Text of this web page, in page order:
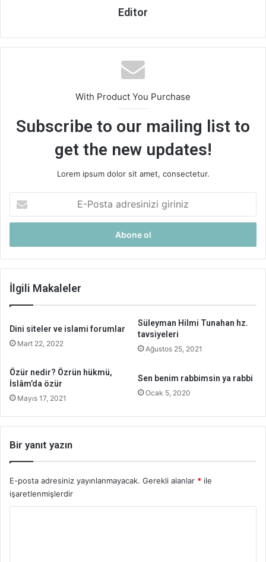
Editor
With Product You Purchase
Subscribe to our mailing list to
get the new updates!
Lorem ipsum dolor sit amet, consectetur.
Posta
adresinizi
İlgili Makaleler
Dini siteler ve islami forumlar
Mart 22, 2022
Süleyman Hilmi Tunahan hz.
tavsiyeleri
Ağustos 25, 2021
Özür nedir? Özrün hükmü,
İslâm’da özür
Mayıs 17, 2021
Sen benim rabbimsin ya rabbi
Ocak 5, 2020
Bir yanıt yazın
E-posta adresiniz yayınlanmayacak. Gerekli alanlar * ile
işaretlenmişlerdir